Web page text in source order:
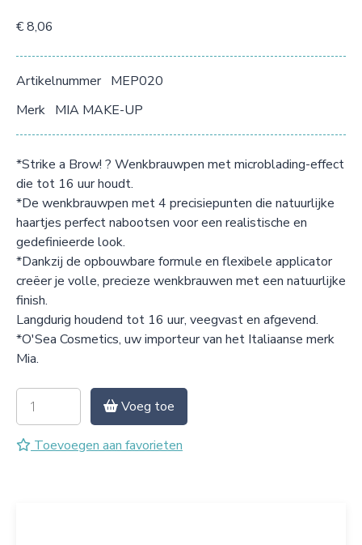
€ 8,06
Artikelnummer MEP020
Merk MIA MAKE-UP
*Strike a Brow! ? Wenkbrauwpen met microblading-effect
die tot 16 uur houdt.
*De wenkbrauwpen met 4 precisiepunten die natuurlijke
haartjes perfect nabootsen voor een realistische en
gedefinieerde look.
*Dankzij de opbouwbare formule en flexibele applicator
creëer je volle, precieze wenkbrauwen met een natuurlijke
finish.
Langdurig houdend tot 16 uur, veegvast en afgevend.
*O'Sea Cosmetics, uw importeur van het Italiaanse merk
Mia.
Voeg toe
Toevoegen aan favorieten